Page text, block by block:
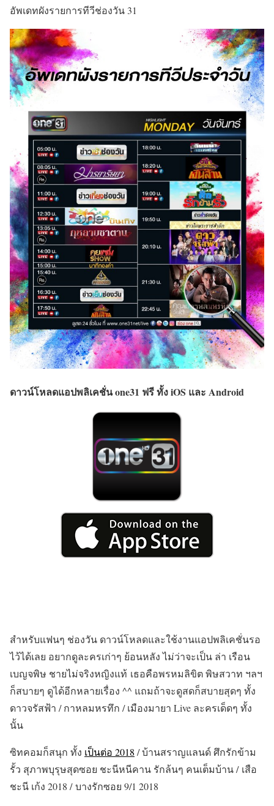
อัพเดทผังรายการทีวีช่องวัน 31
ดาวน์โหลดแอปพลิเคชั่น one31 ฟรี ทั้ง iOS และ Android
สำหรับแฟนๆ ช่องวัน ดาวน์โหลดและใช้งานแอปพลิเคชั่นรอ
ไว้ได้เลย อยากดูละครเก่าๆ ย้อนหลัง ไม่ว่าจะเป็น ล่า เรือน
เบญจพิษ ชายไม่จริงหญิงแท้ เธอคือพรหมลิขิต พิษสวาท ฯลฯ
ก็สบายๆ ดูได้อีกหลายเรื่อง ^^ แถมถ้าจะดูสดก็สบายสุดๆ ทั้ง
ดาวจรัสฟ้า / กาหลมหรทึก / เมืองมายา Live ละครเด็ดๆ ทั้ง
นั้น
ซิทคอมก็สนุก ทั้ง เป็นต่อ 2018 / บ้านสราญแลนด์ ศึกรักข้าม
รั้ว สุภาพบุรุษสุดซอย ชะนีหนีคาน รักล้นๆ คนเต็มบ้าน / เสือ
ชะนี เก้ง 2018 / บางรักซอย 9/1 2018